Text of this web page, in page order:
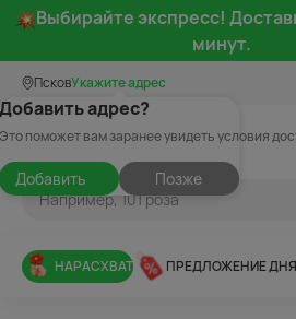
Выбирайте экспресс!
минут.
ПсковУкажите адрес
адрес?
поможет вам заранее увидеть условия
Добавить Позже
НАРАСХВАТ ПРЕДЛОЖЕНИЕ ДНЯ